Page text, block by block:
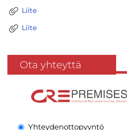
Liite
Liite
Ota yhteyttä
Yhteydenottopyyntö